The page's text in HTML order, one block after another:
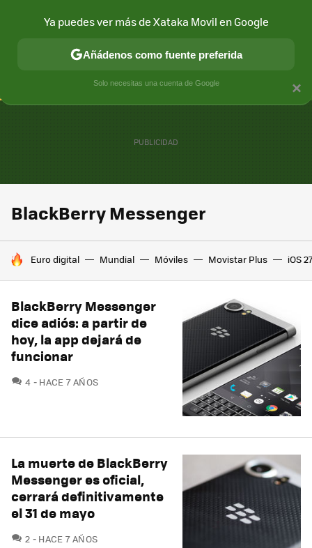
CONECTIVIDAD MÓVIL Y SOCIEDAD APLICACIONES
BlackBerry Messenger
HOY SE HABLA DE
Euro digital Mundial Móviles Movistar Plus iOS 27
BlackBerry Messenger
dice adiós: a partir de
hoy, la app dejará de
funcionar
4 COMENTARIOS
HACE 7 AÑOS
La muerte de BlackBerry
Messenger es oficial,
cerrará definitivamente
el 31 de mayo
2 COMENTARIOS
HACE 7 AÑOS
×
Ya puedes ver más de Xataka Movil en Google
Añádenos como fuente preferida
Solo necesitas una cuenta de Google